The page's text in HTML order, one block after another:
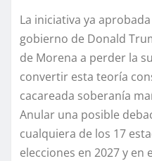
La iniciativa ya
gobierno de Donald
de Morena a perder la
convertir esta teoría
cacareada soberanía
Anular una posible
cualquiera de los 17
elecciones en 2027 y en